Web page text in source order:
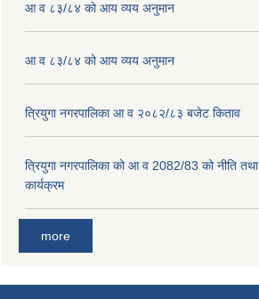
आ व ८३/८४ को आय व्यय अनुमान
आ व ८३/८४ को आय व्यय अनुमान
त्रियुगा नगरपालिका आ व २०८२/८३ बजेट किताव
त्रियुगा नगरपालिका को आ व 2082/83 को नीति तथा
कार्यक्रम
more